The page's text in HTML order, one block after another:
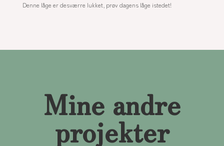
Denne låge er desværre lukket, prøv dagens låge istedet!
Mine andre
projekter